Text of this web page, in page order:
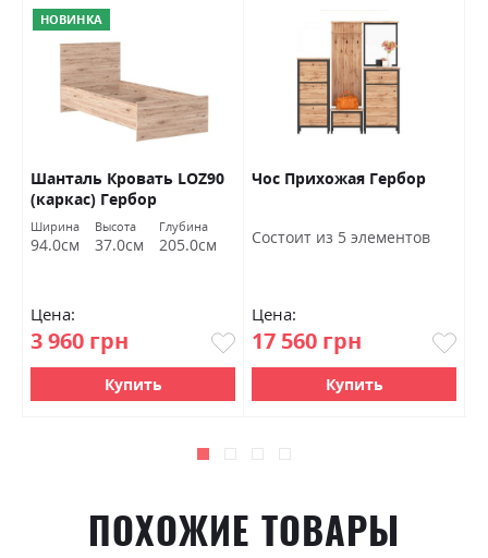
НОВИНКА
Шанталь Кровать LOZ90
(каркас) Гербор
Ширина
94.0см
Высота
37.0см
Глубина
205.0см
Цена:
3 960 грн
Купить
Чос Прихожая Гербор
Состоит из 5 элементов
Цена:
17 560 грн
Купить
ПОХОЖИЕ ТОВАРЫ